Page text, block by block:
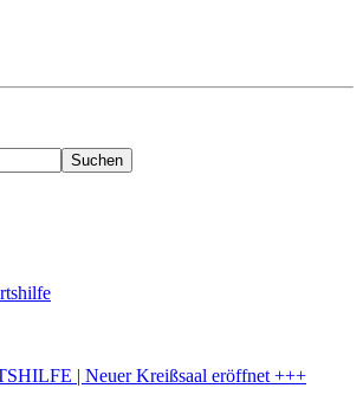
Suchen
| Neuer Kreißsaal eröffnet +++